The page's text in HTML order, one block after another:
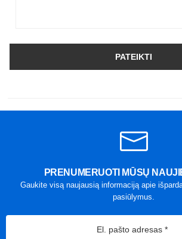
PATEIKTI
PRENUMERUOTI MŪSŲ
Gaukite visą naujausią informaciją apie
pasiūlymus.